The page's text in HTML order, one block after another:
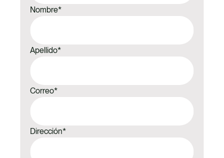
Nombre*
Apellido*
Correo*
Dirección*